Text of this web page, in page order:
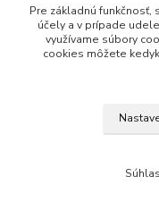
(PO - PIA, 8:00 - 18:00)
objednavky@naturaj.sk
Icons made by Smashicons
Pre základnú funkčnosť,
účely a v prípade
využívame súbory
cookies môžete